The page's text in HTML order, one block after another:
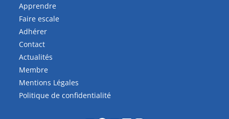
Apprendre
Faire escale
Adhérer
Contact
Actualités
Membre
Mentions Légales
Politique de confidentialité